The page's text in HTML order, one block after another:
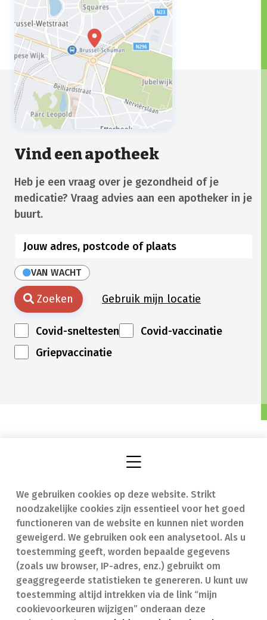
We gebruiken cookies op deze website. Strikt
noodzakelijke cookies zijn essentieel voor het goed
functioneren van de website en kunnen niet worden
geweigerd. We gebruiken ook een analysetool. Als u
toestemming geeft, worden bepaalde gegevens
(zoals uw browser, IP-adres, enz.) gebruikt om
geaggregeerde statistieken te genereren. U kunt uw
toestemming altijd intrekken via de link “mijn
cookievoorkeuren wijzigen” onderaan deze
Vind een apotheek
Heb je een vraag over je gezondheid of je
medicatie? Vraag advies aan een apotheker in je
buurt.
VAN WACHT
Zoeken Gebruik mijn locatie
Covid-sneltesten
Covid-vaccinatie
Griepvaccinatie
Vind een apotheek
Onze expertise
Ziekten
Geneesmiddelen
In geval van nood
Contact
Veelgestelde vragen
(FAQ)